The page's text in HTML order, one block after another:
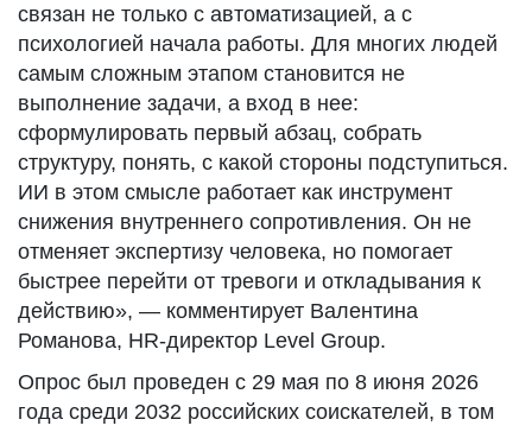
связан не только с автоматизацией, а с
психологией начала работы. Для многих людей
самым сложным этапом становится не
выполнение задачи, а вход в нее:
сформулировать первый абзац, собрать
структуру, понять, с какой стороны подступиться.
ИИ в этом смысле работает как инструмент
снижения внутреннего сопротивления. Он не
отменяет экспертизу человека, но помогает
быстрее перейти от тревоги и откладывания к
действию», — комментирует Валентина
Романова, HR-директор Level Group.
Опрос был проведен с 29 мая по 8 июня 2026
года среди 2032 российских соискателей, в том